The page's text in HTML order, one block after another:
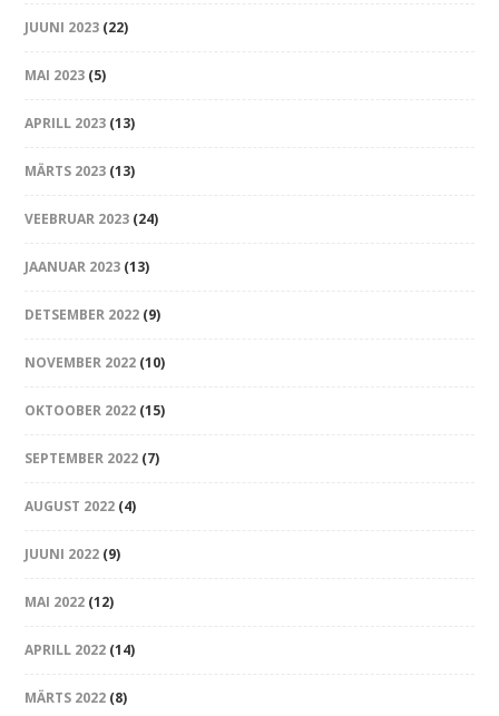
JUUNI 2023 (22)
MAI 2023 (5)
APRILL 2023 (13)
MÄRTS 2023 (13)
VEEBRUAR 2023 (24)
JAANUAR 2023 (13)
DETSEMBER 2022 (9)
NOVEMBER 2022 (10)
OKTOOBER 2022 (15)
SEPTEMBER 2022 (7)
AUGUST 2022 (4)
JUUNI 2022 (9)
MAI 2022 (12)
APRILL 2022 (14)
MÄRTS 2022 (8)